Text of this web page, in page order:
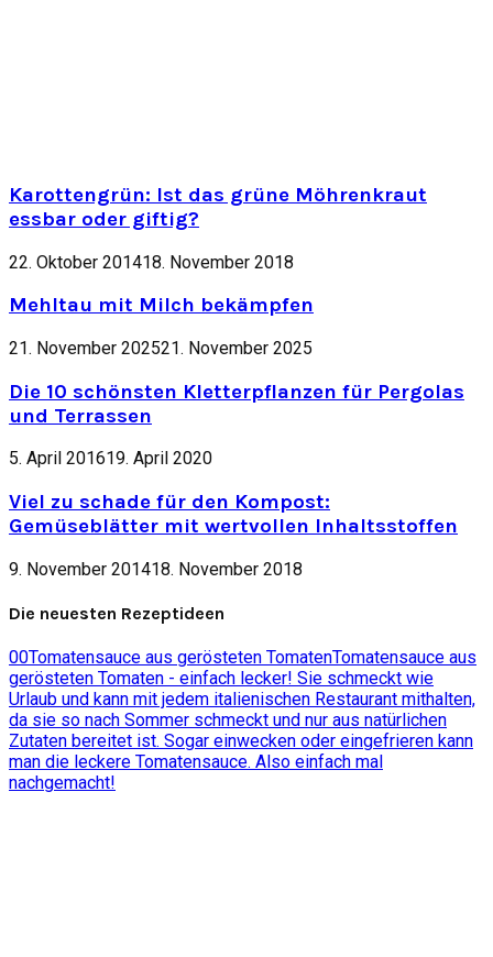
Karottengrün: Ist das grüne Möhrenkraut
essbar oder giftig?
22. Oktober 201418. November 2018
Mehltau mit Milch bekämpfen
21. November 202521. November 2025
Die 10 schönsten Kletterpflanzen für Pergolas
und Terrassen
5. April 201619. April 2020
Viel zu schade für den Kompost:
Gemüseblätter mit wertvollen Inhaltsstoffen
9. November 201418. November 2018
Die neuesten Rezeptideen
00Tomatensauce aus gerösteten TomatenTomatensauce aus
gerösteten Tomaten - einfach lecker! Sie schmeckt wie
Urlaub und kann mit jedem italienischen Restaurant mithalten,
da sie so nach Sommer schmeckt und nur aus natürlichen
Zutaten bereitet ist. Sogar einwecken oder eingefrieren kann
man die leckere Tomatensauce. Also einfach mal
nachgemacht!